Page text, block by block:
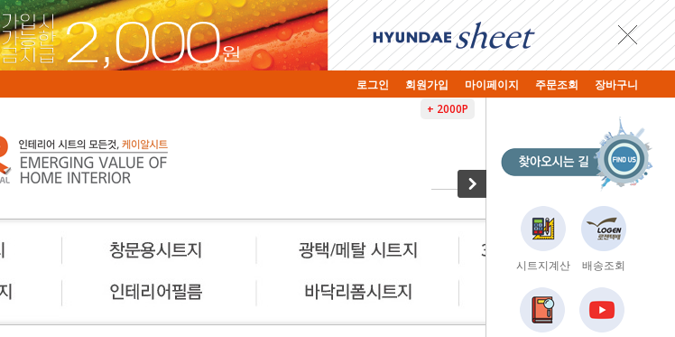
시트지계산 배송조회
로그인 회원가입 마이페이지 주문조회
장바구니
+ 2000P